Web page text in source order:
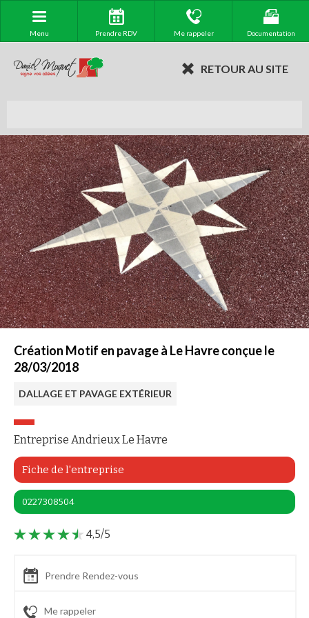
Menu Prendre RDV Me rappeler Documentation
RETOUR AU SITE
Création Motif en pavage à Le Havre conçue le
28/03/2018
DALLAGE ET PAVAGE EXTÉRIEUR
Entreprise Andrieux Le Havre
Fiche de l'entreprise
0227308504
4,5/5
Prendre Rendez-vous
Me rappeler